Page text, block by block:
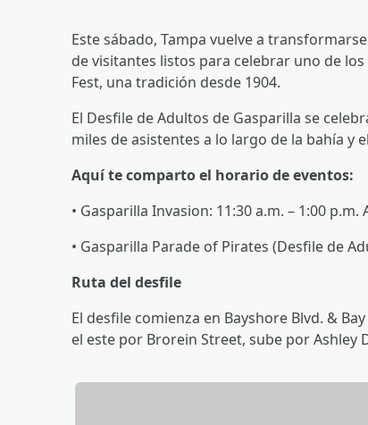
Este sábado, Tampa vuelve a
de visitantes listos para celebrar uno de
Fest, una tradición desde 1904.
El Desfile de Adultos de Gasparilla se
miles de asistentes a lo largo de la bahía y
Aquí te comparto el horario de eventos:
• Gasparilla Invasion: 11:30 a.m. – 1:00
• Gasparilla Parade of Pirates (Desfile de
Ruta del desfile
El desfile comienza en Bayshore Blvd. &
el este por Brorein Street, sube por Ashley